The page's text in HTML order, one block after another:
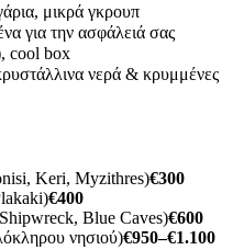
μικρά γκρουπ
για την ασφάλειά σας
cool box
νερά & κρυμμένες
Keri, Myzithres)€300
€400
Blue Caves)€600
νησιού)€950–€1.100